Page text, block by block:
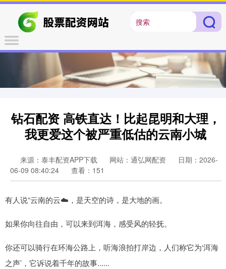
钻石配资 高铁直达！比起昆明和大理，
我更爱这个被严重低估的云南小城
来源：泰丰配资APP下载 网站：通弘网配资
日期：2026-
06-09 08:40:24
查看：151
有人说“云南的云☁️，是天空的诗，是大地的画。
如果你向往自由，可以来到洱海，感受风的轻抚。
你还可以骑行在环海公路上，听海浪拍打岸边，人们称它为‘洱海
之声’，它诉说着千年的故事......